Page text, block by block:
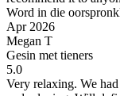
Word in die
Apr 2026
Megan T
Gesin met tieners
5.0
Very relaxing. We